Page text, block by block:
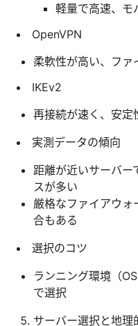
軽量で高速、モ
OpenVPN
柔軟性が高い、ファ
IKEv2
再接続が速く、安定
実測データの傾向
距離が近いサーバ
スが多い
厳格なファイアウ
合もある
選択のコツ
ランニング環境（
で選択
サーバー選択と地理